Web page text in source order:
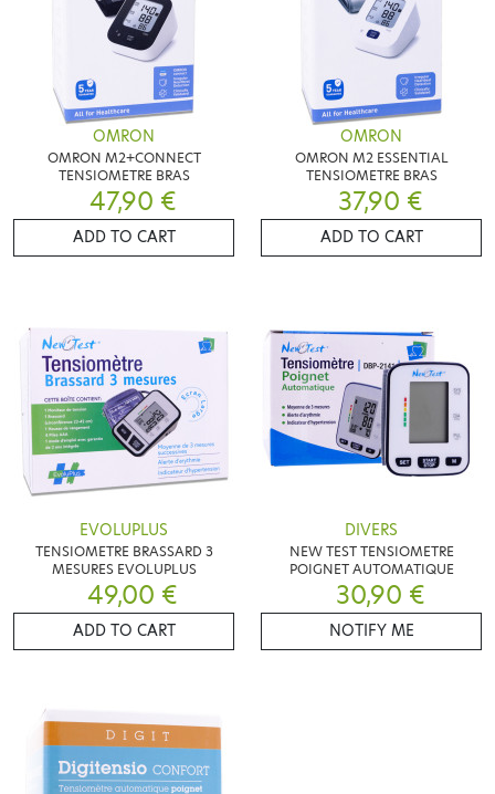
OMRON
OMRON M2+CONNECT
TENSIOMETRE BRAS
47,90 €
ADD TO CART
OMRON
OMRON M2 ESSENTIAL
TENSIOMETRE BRAS
37,90 €
ADD TO CART
EVOLUPLUS
TENSIOMETRE BRASSARD 3
MESURES EVOLUPLUS
49,00 €
ADD TO CART
DIVERS
NEW TEST TENSIOMETRE
POIGNET AUTOMATIQUE
30,90 €
NOTIFY ME